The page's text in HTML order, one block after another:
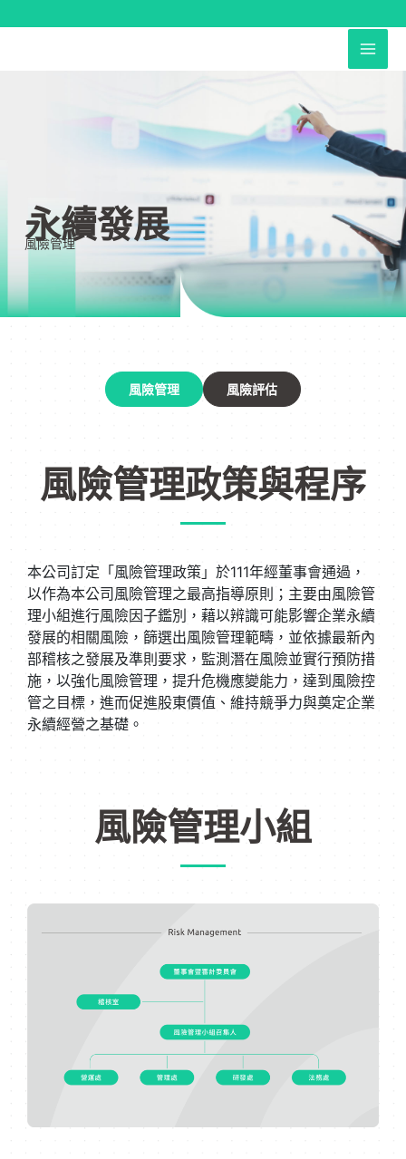
至
永續發展
風險管理
風險管理 風險評估
風險管理政策與程序
本公司訂定「風險管理政策」於111年經董事會通過，
以作為本公司風險管理之最高指導原則；主要由風險管
理小組進行風險因子鑑別，藉以辨識可能影響企業永續
發展的相關風險，篩選出風險管理範疇，並依據最新內
部稽核之發展及準則要求，監測潛在風險並實行預防措
施，以強化風險管理，提升危機應變能力，達到風險控
管之目標，進而促進股東價值、維持競爭力與奠定企業
永續經營之基礎。
風險管理小組